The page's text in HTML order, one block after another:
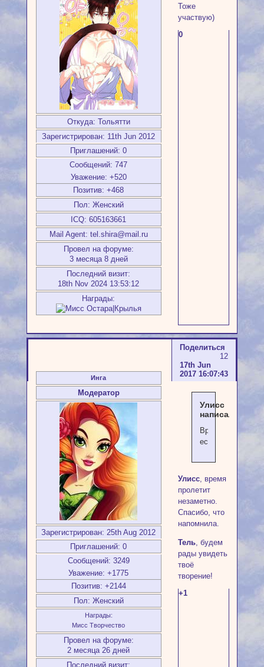
Откуда: Тольятти
Зарегистрирован: 11th Jun 2012
Приглашений: 0
Сообщений: 747
Уважение: +520
Позитив: +468
Пол: Женский
ICQ: 605163661
Mail Agent: tel.shira@mail.ru
Провел на форуме:
3 месяца 8 дней
Последний визит:
18th Nov 2024 13:53:12
Награды:
Тоже
участвую)
0
Поделиться
12
17th Jun
2017 16:07:43
Инга
Модератор
Зарегистрирован: 25th Aug 2012
Приглашений: 0
Сообщений: 3249
Уважение: +1775
Позитив: +2144
Пол: Женский
Награды:
Мисс Творчество
Провел на форуме:
2 месяца 26 дней
Последний визит:
Улисс
написал(а):
Время
есть,
Улисс, время
пролетит
незаметно.
Спасибо, что
напомнила.
Тель, будем
рады увидеть
твоё
творение!
+1